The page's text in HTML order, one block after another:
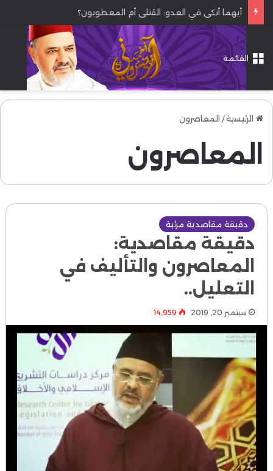
أيهما أنكى في العدو: القتلى أم المعطوبون؟
القائمة
الرئيسية/ المعاصرون
المعاصرون
دقيقة مقاصدية مرئية
دقيقة مقاصدية:
المعاصرون والتأليف في
التعليل..
سبتمبر 20, 2019 14٬959